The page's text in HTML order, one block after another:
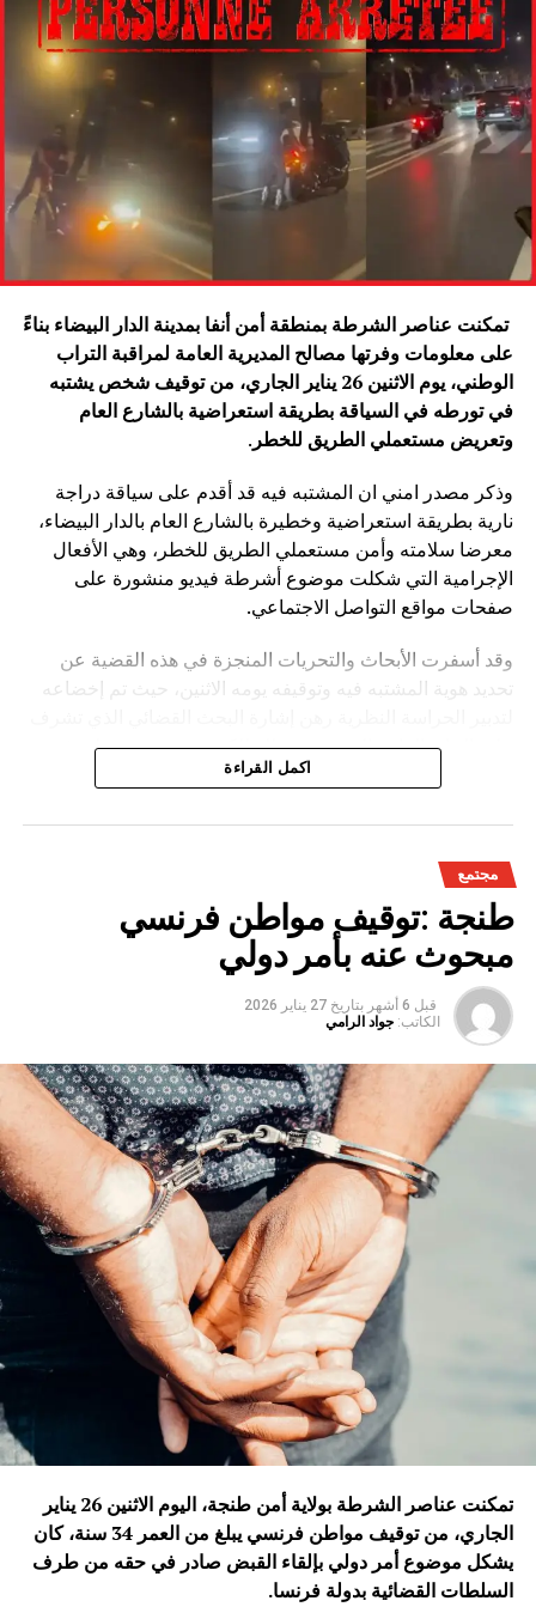
تمكنت عناصر الشرطة بمنطقة أمن أنفا بمدينة الدار البيضاء بناءً
على معلومات وفرتها مصالح المديرية العامة لمراقبة التراب
الوطني، يوم الاثنين 26 يناير الجاري، من توقيف شخص يشتبه
في تورطه في السياقة بطريقة استعراضية بالشارع العام
وتعريض مستعملي الطريق للخطر .
وذكر مصدر امني ان المشتبه فيه قد أقدم على سياقة دراجة
نارية بطريقة استعراضية وخطيرة بالشارع العام بالدار البيضاء،
معرضا سلامته وأمن مستعملي الطريق للخطر، وهي الأفعال
الإجرامية التي شكلت موضوع أشرطة فيديو منشورة على
صفحات مواقع التواصل الاجتماعي.
وقد أسفرت الأبحاث والتحريات المنجزة في هذه القضية عن
تحديد هوية المشتبه فيه وتوقيفه يومه الاثنين، حيث تم إخضاعه
عليه النيابة العامة المختصة، وذلك للكشف عن جميع ظروف
وملابسات وخلفيات هذه القضية، وكذا تحديد كافة
اكمل القراءة
مجتمع
طنجة :توقيف مواطن فرنسي
مبحوث عنه بأمر دولي
قبل 6 أشهر بتاريخ 27 يناير 2026
الكاتب: جواد الرامي
تمكنت عناصر الشرطة بولاية أمن طنجة، اليوم الاثنين 26 يناير
الجاري، من توقيف مواطن فرنسي يبلغ من العمر 34 سنة، كان
يشكل موضوع أمر دولي بإلقاء القبض صادر في حقه من طرف
السلطات القضائية بدولة فرنسا.